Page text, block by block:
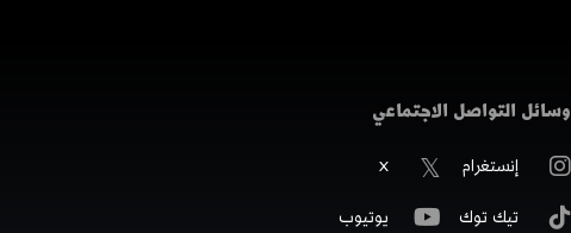
وسائل التواصل الاجتماعي
إنستغرام
تيك توك
X
يوتيوب